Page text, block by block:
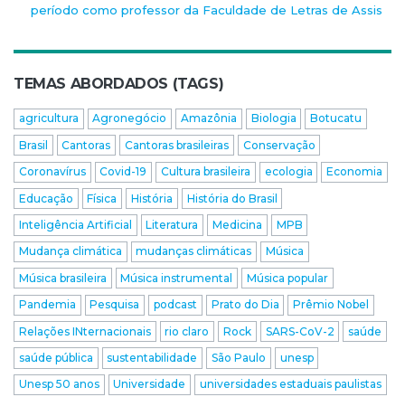
período como professor da Faculdade de Letras de Assis
TEMAS ABORDADOS (TAGS)
agricultura Agronegócio Amazônia Biologia
Botucatu
Brasil
Cantoras Cantoras brasileiras
Conservação
Coronavírus
Covid-19 Cultura brasileira ecologia
Economia
Educação
Física História
História do Brasil
Inteligência Artificial
Literatura Medicina
MPB
Mudança climática
mudanças climáticas
Música
Música brasileira
Música instrumental
Música popular
Pandemia
Pesquisa podcast Prato do Dia
Prêmio Nobel
Relações INternacionais
rio claro Rock SARS-CoV-2
saúde
saúde pública
sustentabilidade São Paulo
unesp
Unesp 50 anos
Universidade universidades estaduais paulistas